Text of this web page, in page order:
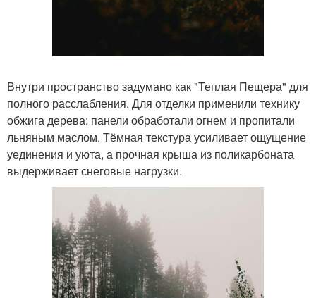
Внутри пространство задумано как "Теплая Пещера" для
полного расслабления. Для отделки применили технику
обжига дерева: панели обработали огнем и пропитали
льняным маслом. Тёмная текстура усиливает ощущение
уединения и уюта, а прочная крыша из поликарбоната
выдерживает снеговые нагрузки.